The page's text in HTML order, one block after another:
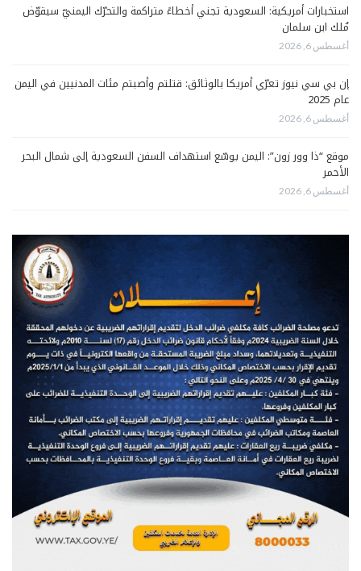
استخبارات أمريكية: السعودية تجني أخطاءً متراكمة والتحرّك اليمنيّ سيقوّض
مُلك ابن سلمان
أغسطس 6, 2026
إن بي سي نيوز تعرّي أمريكا بالوثائق: قتلتم وأصبتم مئات المدنيين في اليمن
عام 2025
أغسطس 6, 2026
موقع “ذا وور زون”: اليمن يوسّع استهداف السفن السعودية إلى شمال البحر
الأحمر
أغسطس 6, 2026